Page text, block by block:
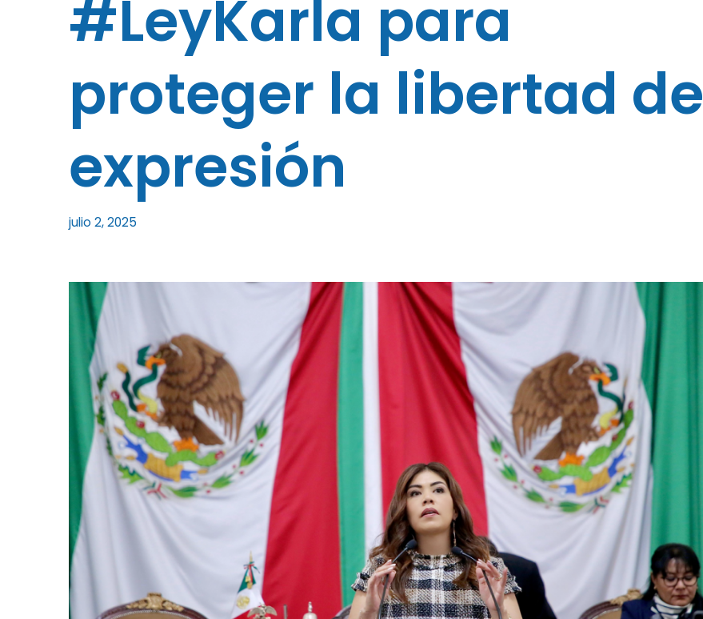
#LeyKarla para
proteger la libertad de
expresión
julio 2, 2025